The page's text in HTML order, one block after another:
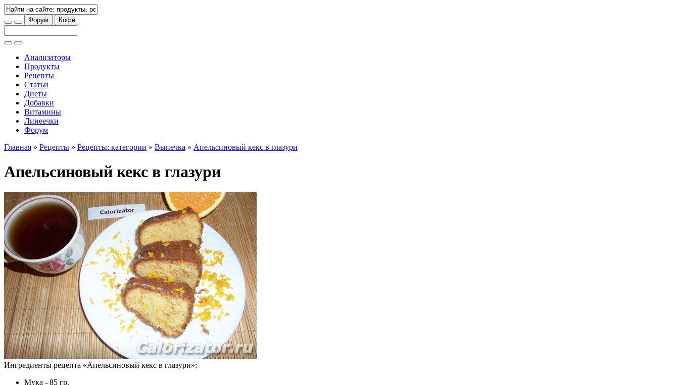
Форум Кофе
Анализаторы
Продукты
Рецепты
Статьи
Диеты
Добавки
Витамины
Линеечки
Форум
Главная » Рецепты » Рецепты: категории » Выпечка » Апельсиновый кекс в глазури
Апельсиновый кекс в глазури
Ингредиенты рецепта «Апельсиновый кекс в глазури»:
Мука - 85 гр.